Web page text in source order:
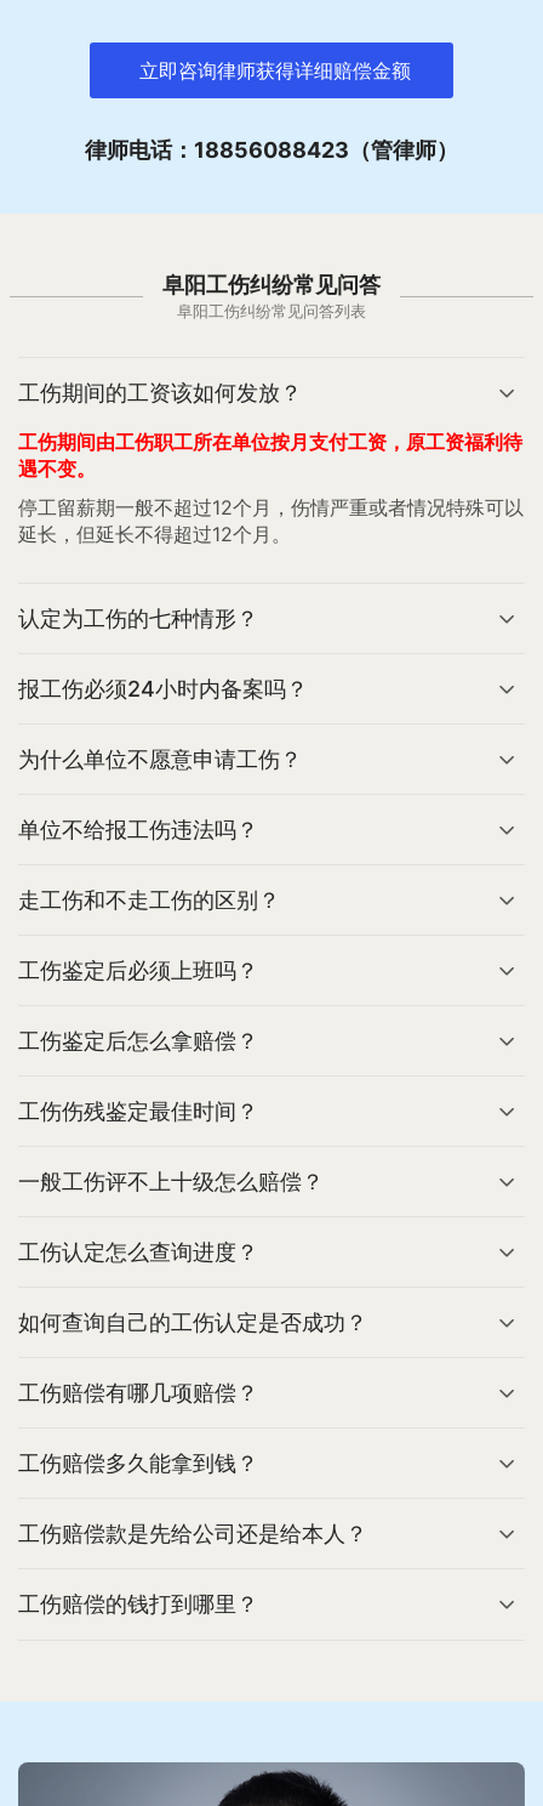
立即咨询律师获得详细赔偿金额
律师电话：18856088423（管律师）
阜阳工伤纠纷常见问答
阜阳工伤纠纷常见问答列表
工伤期间的工资该如何发放？
工伤期间由工伤职工所在单位按月支付工资，原工资福利待
遇不变。
停工留薪期一般不超过12个月，伤情严重或者情况特殊可以
延长，但延长不得超过12个月。
认定为工伤的七种情形？
报工伤必须24小时内备案吗？
为什么单位不愿意申请工伤？
单位不给报工伤违法吗？
走工伤和不走工伤的区别？
工伤鉴定后必须上班吗？
工伤鉴定后怎么拿赔偿？
工伤伤残鉴定最佳时间？
一般工伤评不上十级怎么赔偿？
工伤认定怎么查询进度？
如何查询自己的工伤认定是否成功？
工伤赔偿有哪几项赔偿？
工伤赔偿多久能拿到钱？
工伤赔偿款是先给公司还是给本人？
工伤赔偿的钱打到哪里？